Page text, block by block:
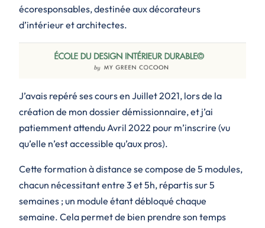
écoresponsables, destinée aux décorateurs
d’intérieur et architectes.
J’avais repéré ses cours en Juillet 2021, lors de la
création de mon dossier démissionnaire, et j’ai
patiemment attendu Avril 2022 pour m’inscrire (vu
qu’elle n’est accessible qu’aux pros).
Cette formation à distance se compose de 5 modules,
chacun nécessitant entre 3 et 5h, répartis sur 5
semaines ; un module étant débloqué chaque
semaine. Cela permet de bien prendre son temps